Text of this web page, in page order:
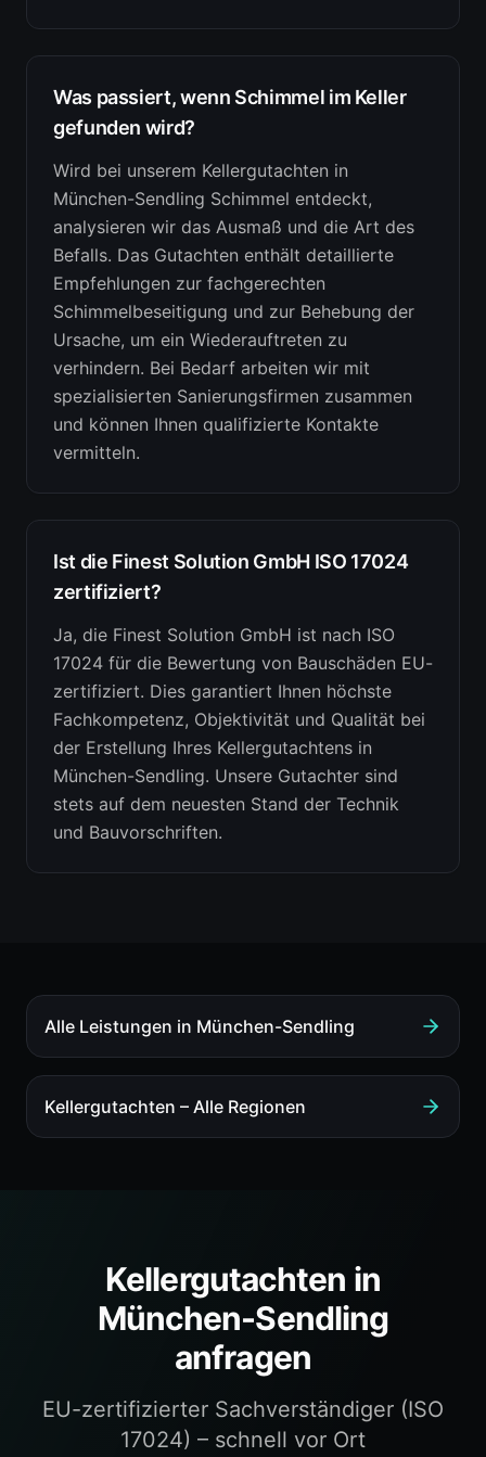
Was passiert, wenn Schimmel im Keller
gefunden wird?
Wird bei unserem Kellergutachten in
München-Sendling Schimmel entdeckt,
analysieren wir das Ausmaß und die Art des
Befalls. Das Gutachten enthält detaillierte
Empfehlungen zur fachgerechten
Schimmelbeseitigung und zur Behebung der
Ursache, um ein Wiederauftreten zu
verhindern. Bei Bedarf arbeiten wir mit
spezialisierten Sanierungsfirmen zusammen
und können Ihnen qualifizierte Kontakte
vermitteln.
Ist die Finest Solution GmbH ISO 17024
zertifiziert?
Ja, die Finest Solution GmbH ist nach ISO
17024 für die Bewertung von Bauschäden EU-
zertifiziert. Dies garantiert Ihnen höchste
Fachkompetenz, Objektivität und Qualität bei
der Erstellung Ihres Kellergutachtens in
München-Sendling. Unsere Gutachter sind
stets auf dem neuesten Stand der Technik
und Bauvorschriften.
Alle Leistungen in München-Sendling
Kellergutachten – Alle Regionen
Kellergutachten in
München-Sendling
anfragen
EU-zertifizierter Sachverständiger (ISO
17024) – schnell vor Ort